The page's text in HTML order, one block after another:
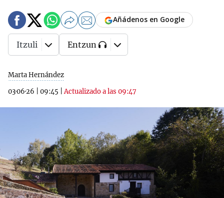
Marta Hernández
03·06·26
09:45 |Actualizado a las 09:47
Añádenos en Google
Itzuli Entzun